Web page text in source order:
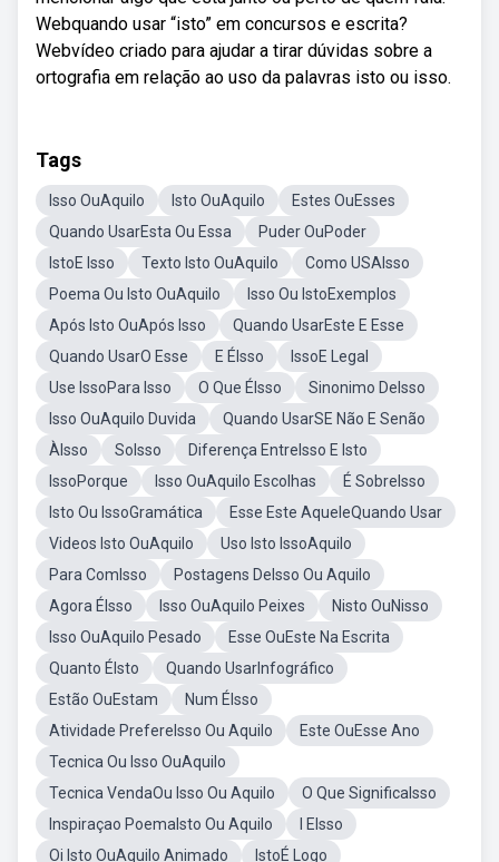
Webquando usar “isto” em concursos e escrita?
Webvídeo criado para ajudar a tirar dúvidas sobre a
ortografia em relação ao uso da palavras isto ou isso.
Tags
Isso OuAquilo Isto OuAquilo
Estes OuEsses
Quando UsarEsta Ou Essa
Puder OuPoder
IstoE Isso
Texto Isto OuAquilo
Como USAIsso
Poema Ou Isto OuAquilo
Isso Ou IstoExemplos
Após Isto OuApós Isso
Quando UsarEste E Esse
Quando UsarO Esse
E ÉIsso
IssoE Legal
Use IssoPara Isso
O Que ÉIsso
Sinonimo DeIsso
Isso OuAquilo Duvida
Quando UsarSE Não E Senão
ÀIsso
SoIsso
Diferença EntreIsso E Isto
IssoPorque
Isso OuAquilo Escolhas
É SobreIsso
Isto Ou IssoGramática
Esse Este AqueleQuando Usar
Videos Isto OuAquilo
Uso Isto IssoAquilo
Para ComIsso
Postagens DeIsso Ou Aquilo
Agora ÉIsso
Isso OuAquilo Peixes
Nisto OuNisso
Isso OuAquilo Pesado
Esse OuEste Na Escrita
Quanto ÉIsto
Quando UsarInfográfico
Estão OuEstam
Num ÉIsso
Atividade PrefereIsso Ou Aquilo
Este OuEsse Ano
Tecnica Ou Isso OuAquilo
Tecnica VendaOu Isso Ou Aquilo
O Que SignificaIsso
Inspiraçao PoemaIsto Ou Aquilo
I EIsso
Oi Isto OuAquilo Animado
IstoÉ Logo